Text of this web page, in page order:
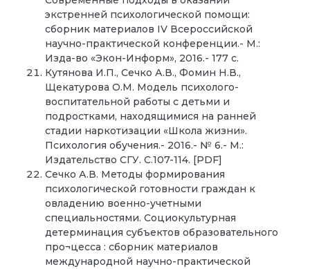
экстренней психологической помощи:
сборник материалов IV Всероссийской
научно-практической конференции.- М.:
Изда-во «Экон-Информ», 2016.- 177 с.
Кутянова И.П., Сечко А.В., Фомин Н.В.,
Щекатурова О.М. Модель психолого-
воспитательной работы с детьми и
подростками, находящимися на ранней
стадии наркотизации «Школа жизни».
Психология обучения.- 2016.- № 6.- М.:
Издательство СГУ. С.107-114. [PDF]
Сечко А.В. Методы формирования
психологической готовности граждан к
овладению военно-учетными
специальностями. Социокультурная
детерминация субъектов образовательного
про¬цесса : сборник материалов
международной научно-практической